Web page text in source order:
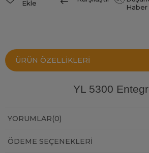
Ekle
Haber
ÜRÜN ÖZELLIKLERI
YL 5300
YORUMLAR(0)
ÖDEME SEÇENEKLERI